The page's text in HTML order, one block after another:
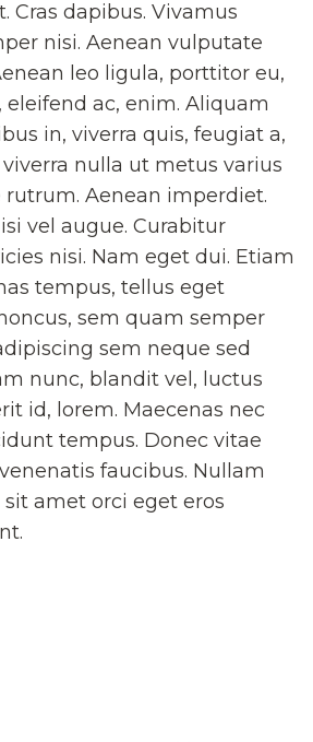
Cras dapibus. Vivamus
nisi. Aenean vulputate
leo ligula, porttitor eu,
eleifend ac, enim. Aliquam
in, viverra quis, feugiat a,
nulla ut metus varius
rutrum. Aenean imperdiet.
vel augue. Curabitur
nisi. Nam eget dui. Etiam
tempus, tellus eget
sem quam semper
sem neque sed
nunc, blandit vel, luctus
id, lorem. Maecenas nec
tempus. Donec vitae
faucibus. Nullam
amet orci eget eros